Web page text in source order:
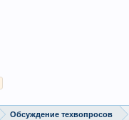
Обсуждение техвопросов